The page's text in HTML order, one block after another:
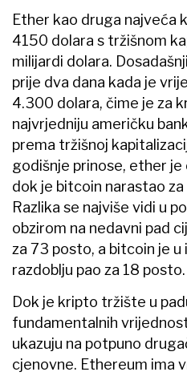
Ether kao druga najveća
4150 dolara s tržišnom
milijardi dolara.
prije dva dana kada je
4.300 dolara, čime je za
najvrjedniju američku
prema tržišnoj
godišnje prinose, ether
dok je bitcoin narastao
Razlika se najviše vidi u
obzirom na nedavni pad
za 73 posto, a bitcoin je
razdoblju pao za 18 posto.
Dok je kripto tržište u
fundamentalnih
ukazuju na potpuno
cjenovne. Ethereum ima